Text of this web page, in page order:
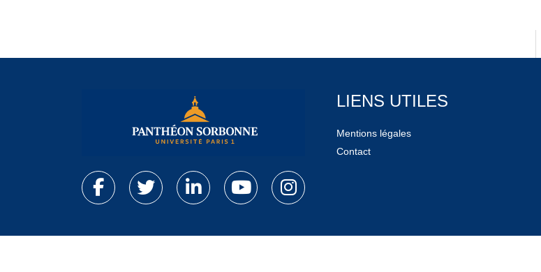
LIENS UTILES
Mentions légales
Contact